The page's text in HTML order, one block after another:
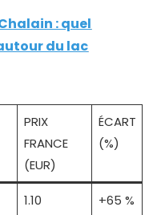
: quel
du lac
PRIX
FRANCE
(EUR)
ÉCART
(%)
1.10
+65 %